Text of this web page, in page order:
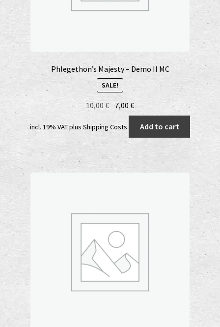
Phlegethon’s Majesty – Demo II MC
SALE!
10,00€ Original
was:
10,00 €.
7,00€Current
price
is:
incl. 19% VATplus Shipping Costs Add to cart